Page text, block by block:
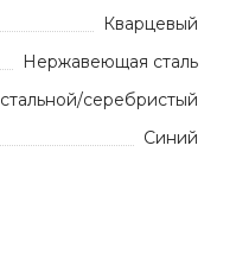
Кварцевый
Нержавеющая сталь
стальной/серебристый
Синий